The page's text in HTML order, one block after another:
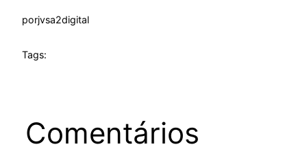
porjvsa2digital
Tags:
Comentários